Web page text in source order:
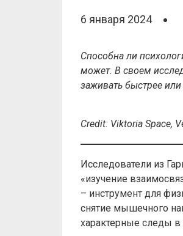
6 января 2024
Способна ли
может. В своем
заживать быстрее
Credit: Viktoria Space,
Исследователи из
«изучение
– инструмент для
снятие мышечного
характерные следы